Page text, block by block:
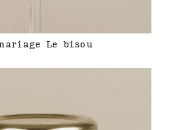
Le bisou